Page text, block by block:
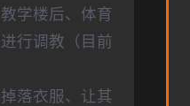
学楼后、体育
行调教（目前
落衣服、让其